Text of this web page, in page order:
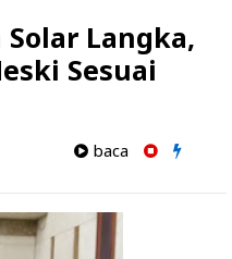
Langka,
Sesuai
baca